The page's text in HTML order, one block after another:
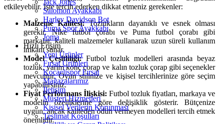
etkileyebilir. İşte tercih ederken dikkat etmeniz gerekenler:
Malzeme Kalitesi:Tozlukların dayanıklı ve esnek olması
gerekir. Nike futbol çorabı ve Puma futbol çorabı gibi
markalar, kaliteli malzemeler kullanarak uzun süreli kullanım
imkanı sunar.
Model Çeşitliliği:Futbol tozluk modelleri arasında beyaz
tozluk, yarım konç çorap ve kalın tozluk çorap gibi seçenekler
mevcuttur. Oyun stilinize ve kişisel tercihlerinize göre seçim
yapabilirsiniz.
Fiyat Performans İlişkisi: Futbol tozluk fiyatları, markaya ve
modelin özelliklerine göre değişiklik gösterir. Bütçenize
uygun, ancak kaliteden ödün vermeyen modelleri tercih etmek
önemlidir.
Jack Jones
Salomon Ayakkabı
Harley Davidson Bot
Puma Spor Ayakkabı
Joma
Hızlı Erişim
Yeni Ürünler
Fırsat Ürünleri
Kocaelispor Fırsat
Mağazalarımız
İletişim
Müşteri Hizmetleri
Kişisel Verilerin Korunması
Teslimat Koşulları